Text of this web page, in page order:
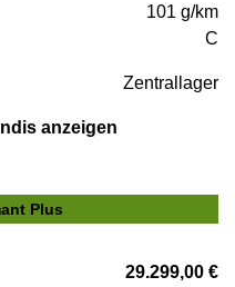
101 g/km
C
Zentrallager
anzeigen
Plus
29.299,00 €